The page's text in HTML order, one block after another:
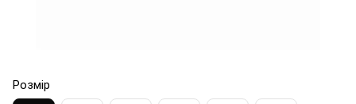
Розмір